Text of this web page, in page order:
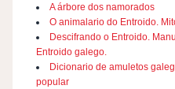
A árbore dos namorados
O animalario do Entroido.
Descifrando o Entroido.
Entroido galego.
Dicionario de amuletos
popular